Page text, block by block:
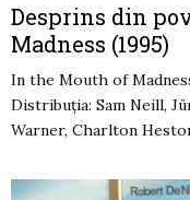
Desprins din
Madness (1995)
In the Mouth of
Distribuția: Sam Neill,
Warner, Charlton